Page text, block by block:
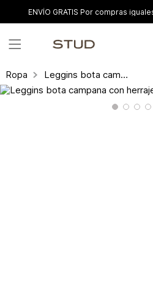
ENVÍO GRATIS Por compras
Ropa Leggins bota campana con herrajes